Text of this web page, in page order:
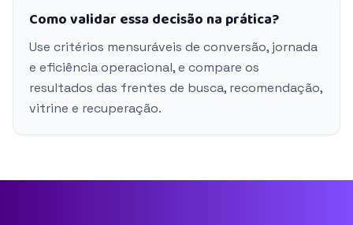
Como validar essa decisão na prática?
Use critérios mensuráveis de conversão, jornada
e eficiência operacional, e compare os
resultados das frentes de busca, recomendação,
vitrine e recuperação.